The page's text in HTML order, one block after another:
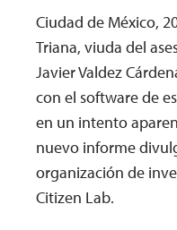
Ciudad de México,
Triana, viuda del
Javier Valdez
con el software de
en un intento
nuevo informe
organización de
Citizen Lab.